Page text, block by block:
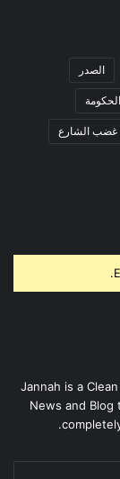
الصدر
غضب الشارع
Jannah is a
News and